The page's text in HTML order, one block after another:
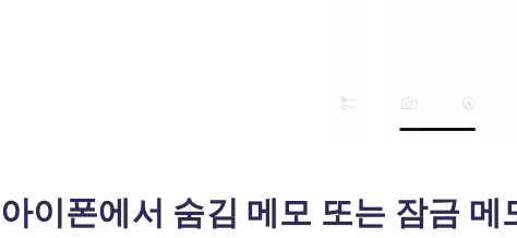
이폰에서 숨김 메모 또는 잠금 메